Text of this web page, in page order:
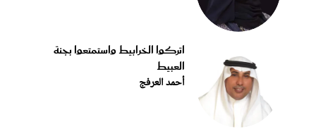
اتركوا الخرابيط واستمتعوا بجنة
العبيط
أحمد العرفج